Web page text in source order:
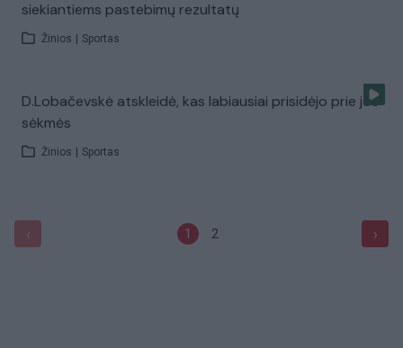
siekiantiems pastebimų rezultatų
Žinios Sportas
D.Lobačevskė atskleidė, kas labiausiai prisidėjo prie jos
sėkmės
Žinios Sportas
‹ 1 2 ›